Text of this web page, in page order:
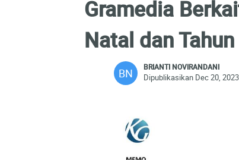
Gramedia
Natal dan
BN BRIANTI NOVIRANDANI
Dipublikasikan Dec 20,